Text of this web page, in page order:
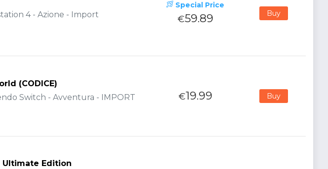
4 - Azione - Import
Special Price
€59.89 Buy
(CODICE)
Switch - Avventura - IMPORT
€19.99 Buy
Ultimate Edition